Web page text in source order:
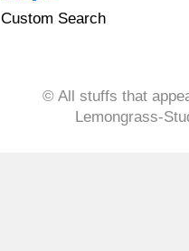
Custom Search
© All stuffs that
Lemongrass-